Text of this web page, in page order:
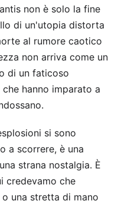
non è solo la fine
di un'utopia distorta
al rumore caotico
non arriva come un
di un faticoso
hanno imparato a
si sono
a scorrere, è una
strana nostalgia. È
credevamo che
o una stretta di mano